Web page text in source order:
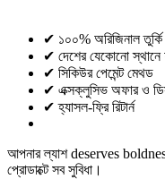
✔ ১০০% অরিজিনাল তুর্কি
✔ দেশের যেকোনো স্থানে
✔ সিকিউর পেমেন্ট মেথড
✔ এক্সক্লুসিভ অফার ও
✔ হ্যাসল-ফ্রি রিটার্ন
আপনার ল্যাশ deserves
প্রোডাক্টে সব সুবিধা।